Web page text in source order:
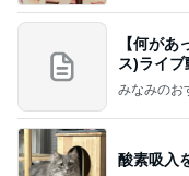
【何が
ス)ライ
みなみのお
酸素吸入